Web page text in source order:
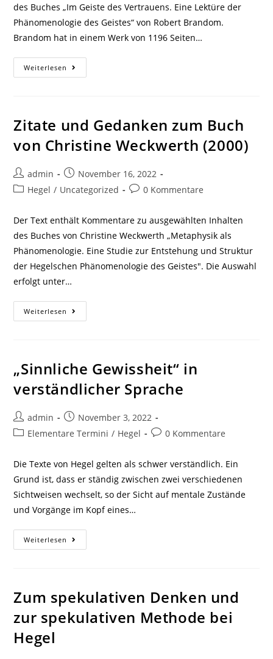
des Buches „Im Geiste des Vertrauens. Eine Lektüre der
Phänomenologie des Geistes“ von Robert Brandom.
Brandom hat in einem Werk von 1196 Seiten…
Weiterlesen Zitate
Und
Robert
Zitate und Gedanken zum Buch
von Christine Weckwerth (2000)
Beitrags-
Autor:
admin
Beitrag
veröffentlicht:
November 16, 2022
Beitrags-
Hegel / Uncategorized
Beitrags-
0 Kommentare
Der Text enthält Kommentare zu ausgewählten Inhalten
des Buches von Christine Weckwerth „Metaphysik als
Phänomenologie. Eine Studie zur Entstehung und Struktur
der Hegelschen Phänomenologie des Geistes". Die Auswahl
erfolgt unter…
Weiterlesen Zitate
Und
Christine
Weckwerth
„Sinnliche Gewissheit“ in
verständlicher Sprache
Beitrags-
Autor:
admin
Beitrag
veröffentlicht:
November 3, 2022
Beitrags-
Elementare Termini / Hegel
Beitrags-
0 Kommentare
Die Texte von Hegel gelten als schwer verständlich. Ein
Grund ist, dass er ständig zwischen zwei verschiedenen
Sichtweisen wechselt, so der Sicht auf mentale Zustände
und Vorgänge im Kopf eines…
Weiterlesen „Sinnliche
Gewissheit“
Zum spekulativen Denken und
zur spekulativen Methode bei
Hegel